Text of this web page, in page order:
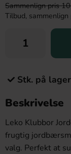
Sammenlign pris
Tilbud,
Stk. på
Beskrivelse
Leko Klubbor
frugtig
valg. Perfekt at